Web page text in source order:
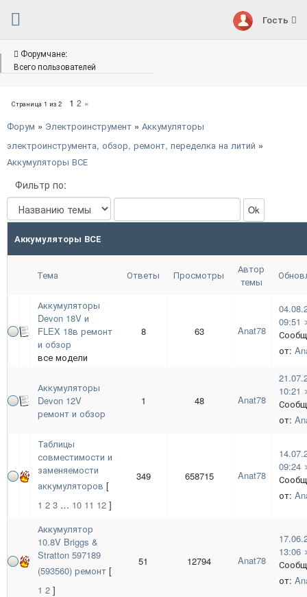
Гость
Форумчане:
Всего пользователей
Страница 1 из 2 1 2 »
Форум » Электроинструмент » Аккумуляторы
электроинструмента, обзор, ремонт, переделка на литий »
Аккумуляторы ВСЕ
Фильтр по:
Аккумуляторы ВСЕ
Тема Ответы Просмотры
Автор
темы
Аккумуляторы
Devon 18V и
FLEX 18в ремонт
и обзор
все модели
8 63 Anat78
09:51
от:
Аккумуляторы
Devon 12V
ремонт и обзор
1 48 Anat78
10:21
от:
Таблицы
совместимости и
заменяемости
аккумуляторов [
1 2 3 … 10 11 12 ]
349 658715 Anat78
09:24
от:
Аккумулятор
10.8V Briggs &
Stratton 597189
(593560) ремонт [
1 2 ]
51 12794 Anat78
13:06
от: